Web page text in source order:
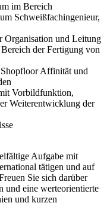
im Bereich
Schweißfachingenieur,
Organisation und Leitung
der Fertigung von
Affinität und
Vorbildfunktion,
Weiterentwicklung der
Aufgabe mit
tätigen und auf
Sie sich darüber
und eine werteorientierte
und kurzen